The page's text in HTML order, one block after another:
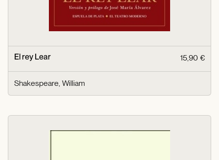
El rey Lear 15,90 €
Shakespeare, William